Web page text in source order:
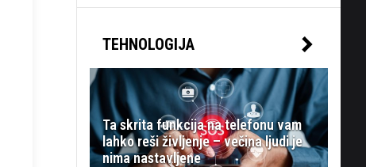
TEHNOLOGIJA
Ta skrita funkcija na telefonu vam
lahko reši življenje – večina ljudi je
nima nastavljene